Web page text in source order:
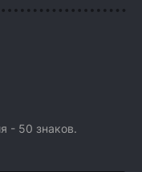
- 50 знаков.